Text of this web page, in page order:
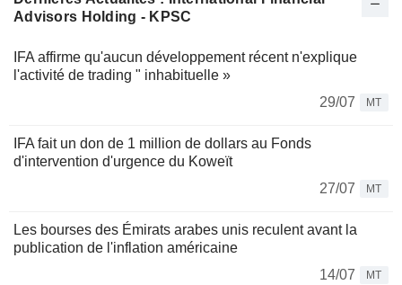
Advisors Holding - KPSC
IFA affirme qu'aucun développement récent n'explique
l'activité de trading " inhabituelle »
29/07
MT
IFA fait un don de 1 million de dollars au Fonds
d'intervention d'urgence du Koweït
27/07
MT
Les bourses des Émirats arabes unis reculent avant la
publication de l'inflation américaine
14/07
MT